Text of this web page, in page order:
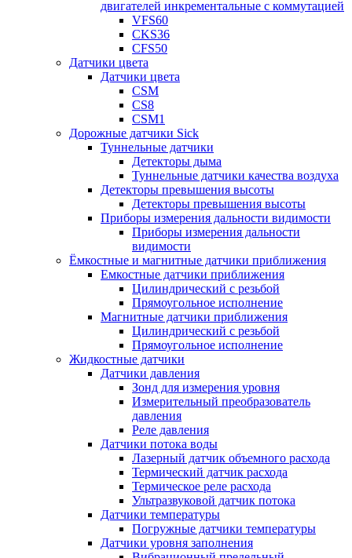
двигателей инкрементальные с коммутацией
VFS60
CKS36
CFS50
Датчики цвета
Датчики цвета
CSM
CS8
CSM1
Дорожные датчики Sick
Туннельные датчики
Детекторы дыма
Туннельные датчики качества воздуха
Детекторы превышения высоты
Детекторы превышения высоты
Приборы измерения дальности видимости
Приборы измерения дальности
видимости
Ёмкостные и магнитные датчики приближения
Емкостные датчики приближения
Цилиндрический с резьбой
Прямоугольное исполнение
Магнитные датчики приближения
Цилиндрический с резьбой
Прямоугольное исполнение
Жидкостные датчики
Датчики давления
Зонд для измерения уровня
Измерительный преобразователь
давления
Реле давления
Датчики потока воды
Лазерный датчик объемного расхода
Термический датчик расхода
Термическое реле расхода
Ультразвуковой датчик потока
Датчики температуры
Погружные датчики температуры
Датчики уровня заполнения